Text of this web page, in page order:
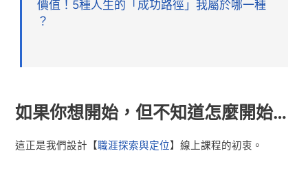
價值！5種人生的「成功路徑」我屬於哪一種
？
如果你想開始，但不知道怎麼開始…
這正是我們設計【職涯探索與定位】線上課程的初衷。